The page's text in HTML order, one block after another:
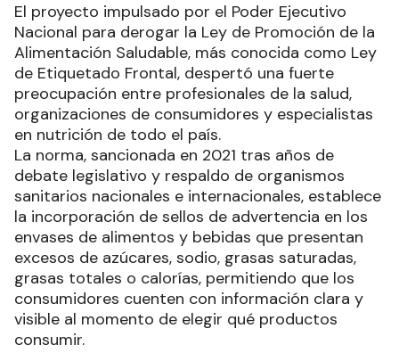
El proyecto impulsado por el Poder Ejecutivo
Nacional para derogar la Ley de Promoción de la
Alimentación Saludable, más conocida como Ley
de Etiquetado Frontal, despertó una fuerte
preocupación entre profesionales de la salud,
organizaciones de consumidores y especialistas
en nutrición de todo el país.
La norma, sancionada en 2021 tras años de
debate legislativo y respaldo de organismos
sanitarios nacionales e internacionales, establece
la incorporación de sellos de advertencia en los
envases de alimentos y bebidas que presentan
excesos de azúcares, sodio, grasas saturadas,
grasas totales o calorías, permitiendo que los
consumidores cuenten con información clara y
visible al momento de elegir qué productos
consumir.